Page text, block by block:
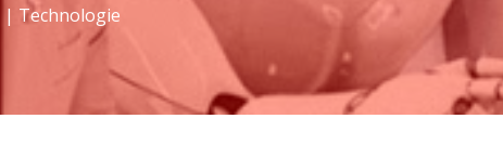
| Technologie